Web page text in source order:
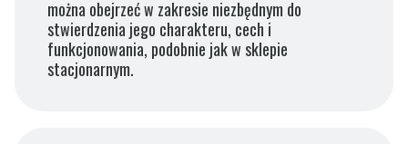
można obejrzeć w zakresie niezbędnym do
stwierdzenia jego charakteru, cech i
funkcjonowania, podobnie jak w sklepie
stacjonarnym.